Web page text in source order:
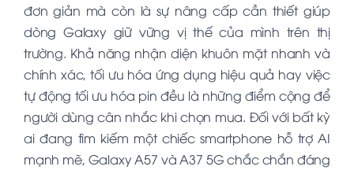
đơn giản mà còn là sự nâng cấp cần thiết giúp
dòng Galaxy giữ vững vị thế của mình trên thị
trường. Khả năng nhận diện khuôn mặt nhanh và
chính xác, tối ưu hóa ứng dụng hiệu quả hay việc
tự động tối ưu hóa pin đều là những điểm cộng để
người dùng cân nhắc khi chọn mua. Đối với bất kỳ
ai đang tìm kiếm một chiếc smartphone hỗ trợ AI
mạnh mẽ, Galaxy A57 và A37 5G chắc chắn đáng